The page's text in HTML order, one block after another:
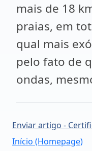
mais de 18
praias, em
qual mais
pelo fato de
ondas,
Enviar artigo -
Início (Homepage)